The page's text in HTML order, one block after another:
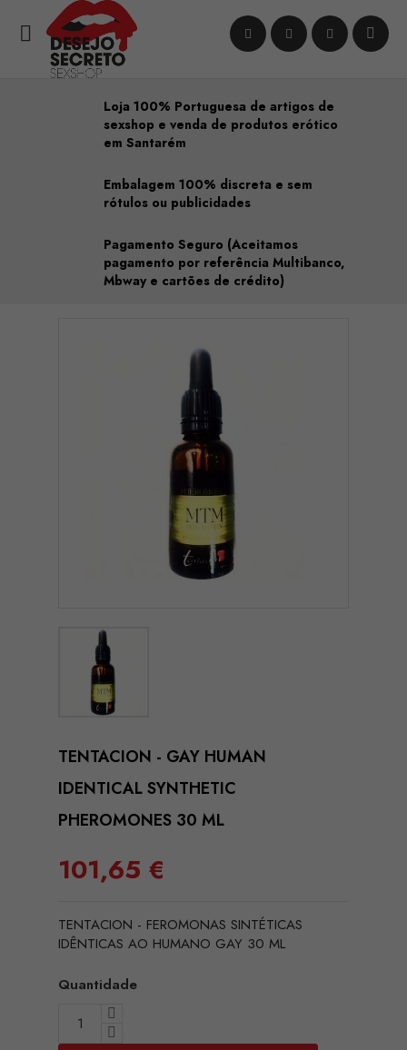

Loja 100% Portuguesa de artigos de
sexshop e venda de produtos erótico
em Santarém
Embalagem 100% discreta e sem
rótulos ou publicidades
Pagamento Seguro (Aceitamos
pagamento por referência Multibanco,
Mbway e cartões de crédito)
TENTACION - GAY HUMAN
IDENTICAL SYNTHETIC
PHEROMONES 30 ML
101,65 €
TENTACION - FEROMONAS SINTÉTICAS
IDÊNTICAS AO HUMANO GAY 30 ML
Quantidade